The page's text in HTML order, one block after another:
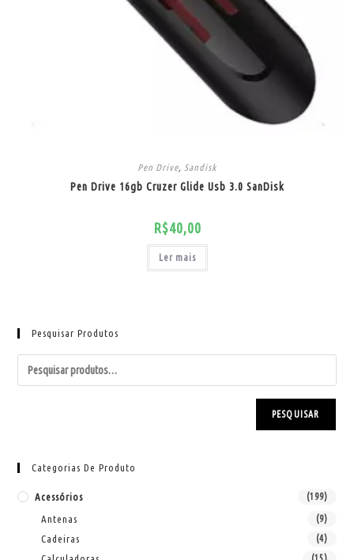
Pen Drive, Sandisk
Pen Drive 16gb Cruzer Glide Usb 3.0 SanDisk
R$40,00
Ler mais
Pesquisar Produtos
PESQUISAR
Categorias De Produto
Acessórios (199)
Antenas (9)
Cadeiras (4)